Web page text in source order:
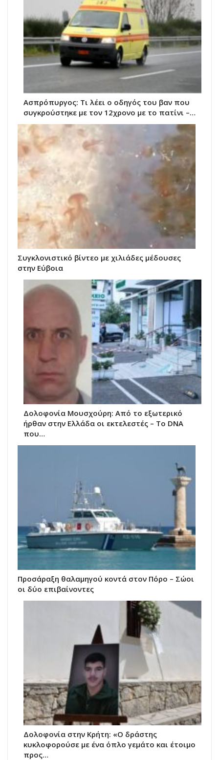
Ασπρόπυργος: Τι λέει ο οδηγός του βαν που
συγκρούστηκε με τον 12χρονο με το πατίνι –…
Συγκλονιστικό βίντεο με χιλιάδες μέδουσες
στην Εύβοια
Δολοφονία Μουσχούρη: Από το εξωτερικό
ήρθαν στην Ελλάδα οι εκτελεστές – Το DNA
που…
Προσάραξη θαλαμηγού κοντά στον Πόρο – Σώοι
οι δύο επιβαίνοντες
Δολοφονία στην Κρήτη: «Ο δράστης
κυκλοφορούσε με ένα όπλο γεμάτο και έτοιμο
προς…